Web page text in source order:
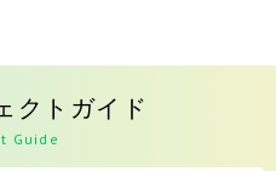
クトガイド
Guide